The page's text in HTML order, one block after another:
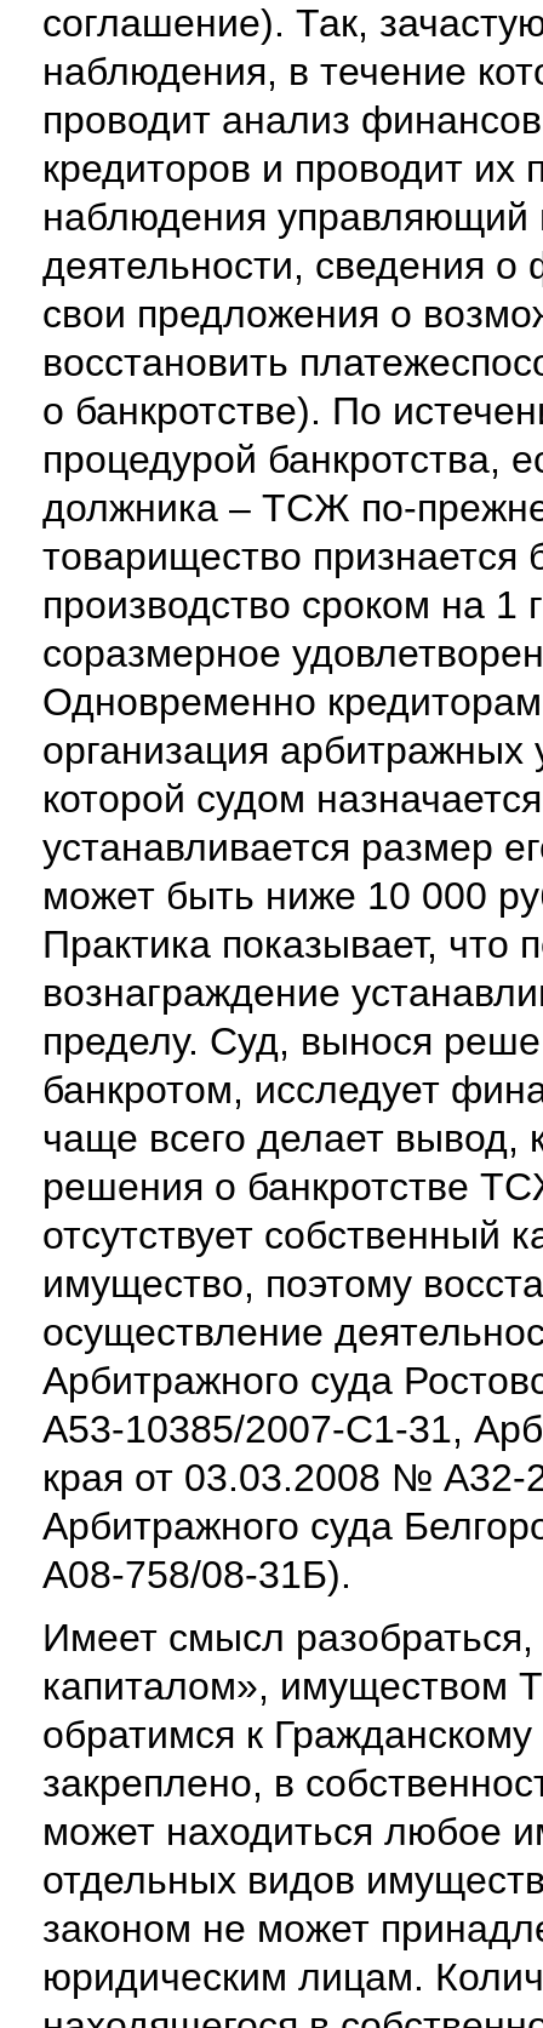
соглашение). Так,
наблюдения, в течение
проводит анализ
кредиторов и проводит
наблюдения управляющий
деятельности, сведения
свои предложения о
восстановить
о банкротстве). По
процедурой банкротства,
должника – ТСЖ по-
товарищество признается
производство сроком на 1
соразмерное
Одновременно
организация
которой судом
устанавливается размер
может быть ниже 10 000
Практика показывает,
вознаграждение
пределу. Суд, вынося
банкротом, исследует
чаще всего делает вывод,
решения о банкротстве
отсутствует собственный
имущество, поэтому
осуществление
Арбитражного суда
А53-10385/2007-С1-31,
края от 03.03.2008 № А32-
Арбитражного суда
А08-758/08-31Б).
Имеет смысл
капиталом», имуществом
обратимся к Гражданскому
закреплено, в
может находиться любое
отдельных видов
законом не может
юридическим лицам.